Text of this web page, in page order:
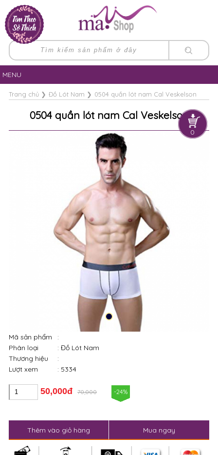
0
MENU
Trang chủ❯ Đồ Lót Nam ❯ 0504 quần lót nam Cal Veskelson
0504 quần lót nam Cal Veskelson
Mã sản phẩm
:
Phân loại
: Đồ Lót Nam
Thương hiệu
:
Lượt xem
: 5334
50,000đ 70,000 -24%
Thêm vào giỏ hàng Mua ngay